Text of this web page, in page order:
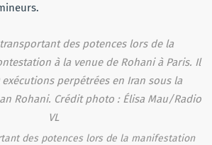
des potences lors de la manifestation